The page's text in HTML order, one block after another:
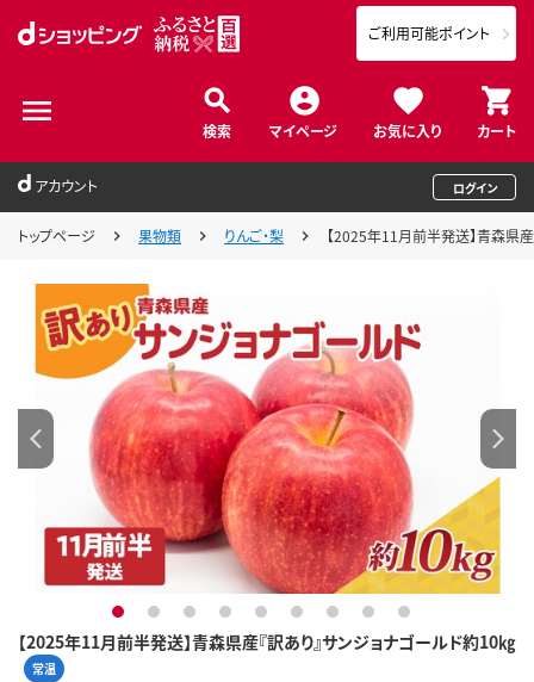
検索 マイページ お気に入り カート
ご利用可能ポイント
アカウント ログイン
トップページ 果物類 りんご・梨 【2025年11月前半発送】青森県
【2025年11月前半発送】青森県産『訳あり』サンジョナゴールド約10㎏
常温
1 2 3 4 5 6 7 8 9